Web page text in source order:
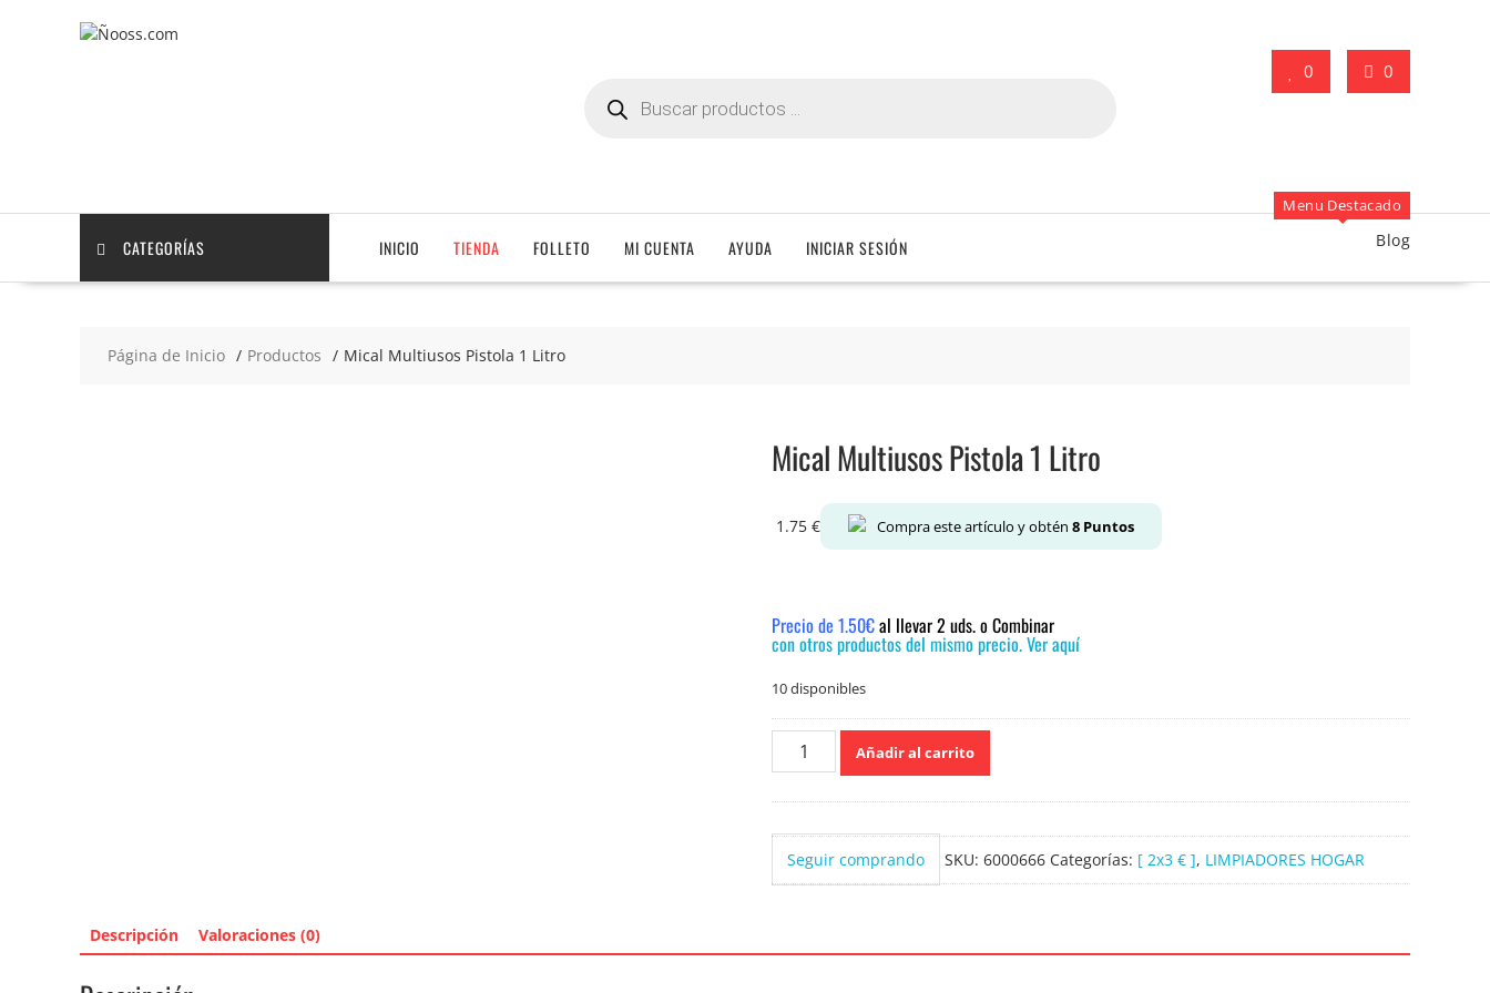
0 0
productos
CATEGORÍAS INICIO TIENDA FOLLETO MI CUENTA AYUDA INICIAR SESIÓN
Menu Destacado
Blog
Página de Inicio Productos Mical Multiusos Pistola 1 Litro
Mical Multiusos Pistola 1 Litro
1.75 € Compra este artículo y obtén 8 Puntos
Precio de 1.50€al llevar 2 uds. o Combinar
con otros productos del mismo precio. Ver aquí
10 disponibles
Mical
Multiusos
Litro
cantidad
Añadir al carrito
Seguir comprando SKU: 6000666 Categorías: [ 2x3 € ], LIMPIADORES HOGAR
Descripción Valoraciones (0)